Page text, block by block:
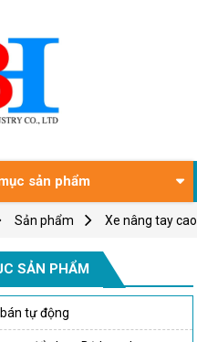
sản phẩm
Sản phẩm Xe nâng tay cao
SẢN PHẨM
tự động